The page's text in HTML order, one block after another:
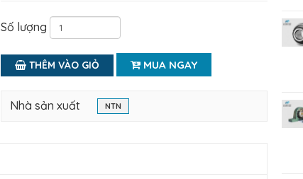
Số lượng
THÊM VÀO GIỎ MUA NGAY
Nhà sản xuất NTN